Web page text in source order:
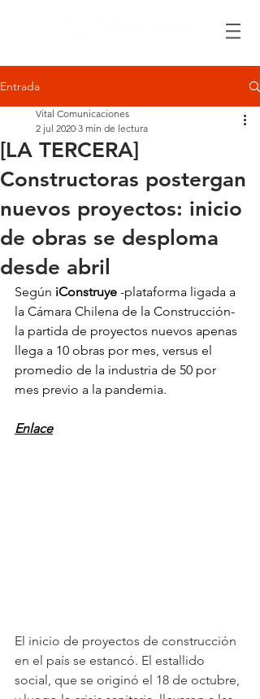
Entrada
[LA TERCERA]
Constructoras postergan
nuevos proyectos: inicio
de obras se desploma
desde abril
Vital Comunicaciones
2 jul 2020 3 min de lectura
Según iConstruye -plataforma ligada a
la Cámara Chilena de la Construcción-
la partida de proyectos nuevos apenas
llega a 10 obras por mes, versus el
promedio de la industria de 50 por
mes previo a la pandemia.
Enlace
El inicio de proyectos de construcción
en el país se estancó. El estallido
social, que se originó el 18 de octubre,